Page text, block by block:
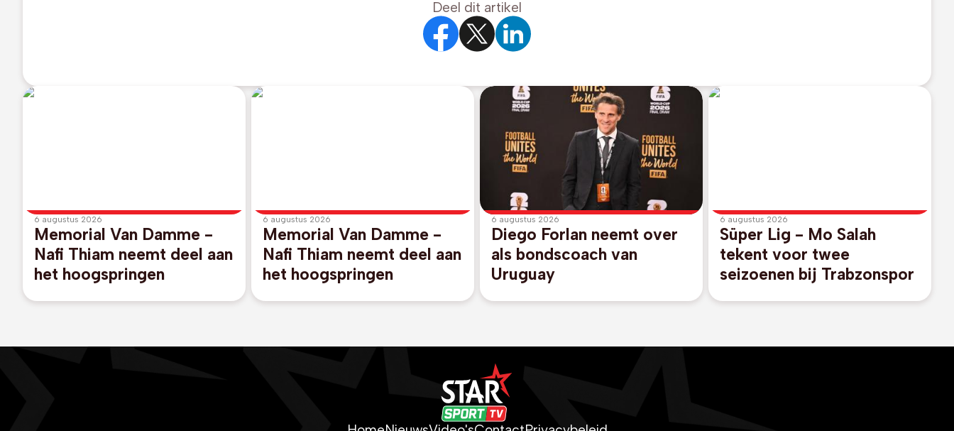
Deel dit artikel
6 augustus 2026
Memorial Van Damme -
Nafi Thiam neemt deel aan
het hoogspringen
6 augustus 2026
Memorial Van Damme -
Nafi Thiam neemt deel aan
het hoogspringen
6 augustus 2026
Diego Forlan neemt over
als bondscoach van
Uruguay
6 augustus 2026
Süper Lig - Mo Salah
tekent voor twee
seizoenen bij Trabzonspor